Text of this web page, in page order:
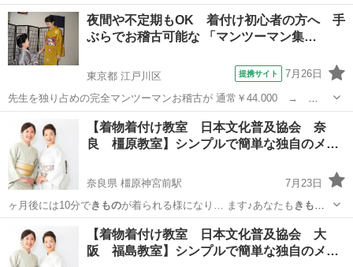
に、浴衣の基礎から、袴、最先端の振袖着付まで、ご希望に合わせて
実践技術を伝えます。
北海道 札幌市 着付け
夜間や不定期もOK 着付け初心者の方へ 手
ぶらでお稽古可能な 「マンツーマン集…
東京都 江戸川区 提携サイト 7月26日
先生を独り占めの完全マンツーマンお稽古が 通常￥44.000 →
￥19.800(90分×全8回) 着物の着付けはもちろんですが！大切な体型の
補正の基礎から 綺麗に着られるコツ♪更に、わかりにくい着物の知識
や 帯・小物合わ...
江戸川区 着付け
【着物着付け教室 日本文化普及協会 奈
良 橿原教室】シンプルで簡単な独自のメ
奈良県 橿原神宮前駅
7月23日
ヶ月後には10分できものが着られる様になり… ます♪あなたも きもの
美人の仲間入りです…橿原神宮前駅 着付け 無料
【着物着付け教室 日本文化普及協会 大
阪 福島教室】シンプルで簡単な独自のメ